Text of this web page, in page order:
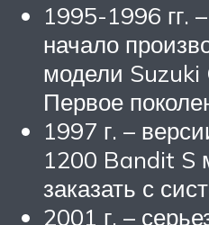
1995-1996 гг.
начало
модели Suzuki
Первое
1997 г. –
1200 Bandit S
заказать с
2001 г. –